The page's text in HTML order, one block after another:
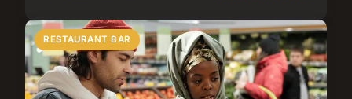
RESTAURANT BAR